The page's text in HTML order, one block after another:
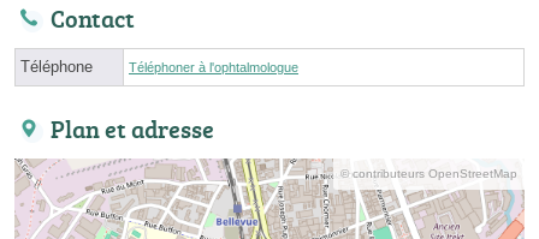
Contact
Téléphone Téléphoner à l'ophtalmologue
Plan et adresse
© contributeurs OpenStreetMap